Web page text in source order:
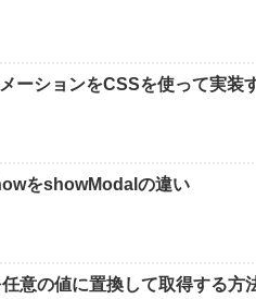
ーションをCSSを使って実装
をshowModalの違い
意の値に置換して取得する方